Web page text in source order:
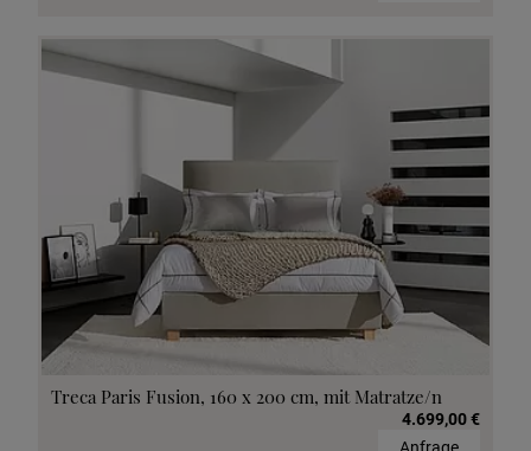
Treca Paris Fusion, 160 x 200 cm, mit Matratze/n
4.699,00 €
Anfrage